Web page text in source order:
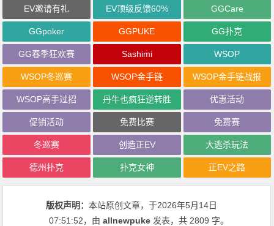
EV邀请有礼 EV顶级反馈60% GGCare
GGpoker GGPUKE GG扑克
GG春季狂欢赛 Sashimi WSOP
WSOP冬巡赛 WSOP金手链 WSOP金手链战报
WSOP高手过招 丹牛也疯狂逆转胜 优惠活动
促销活动 免费比赛 免费赛
冬巡赛 创造正EV 大逃杀玩法
德州扑克 扑克女神 正EV之路
版权声明：本站原创文章，于2026年5月14日
07:51:52，由allnewpuke 发表，共 2809 字。